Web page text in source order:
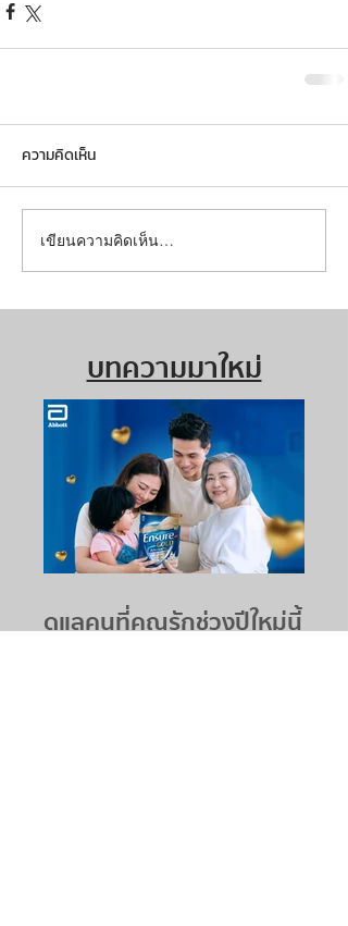
ความคิดเห็น
เขียนความคิดเห็น…
บทความมาใหม่
ดูแลคนที่คุณรักช่วงปีใหม่นี้